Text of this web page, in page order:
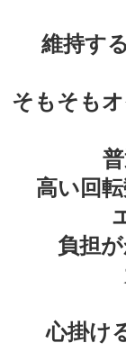
そもそも
高い回
負担
心掛け